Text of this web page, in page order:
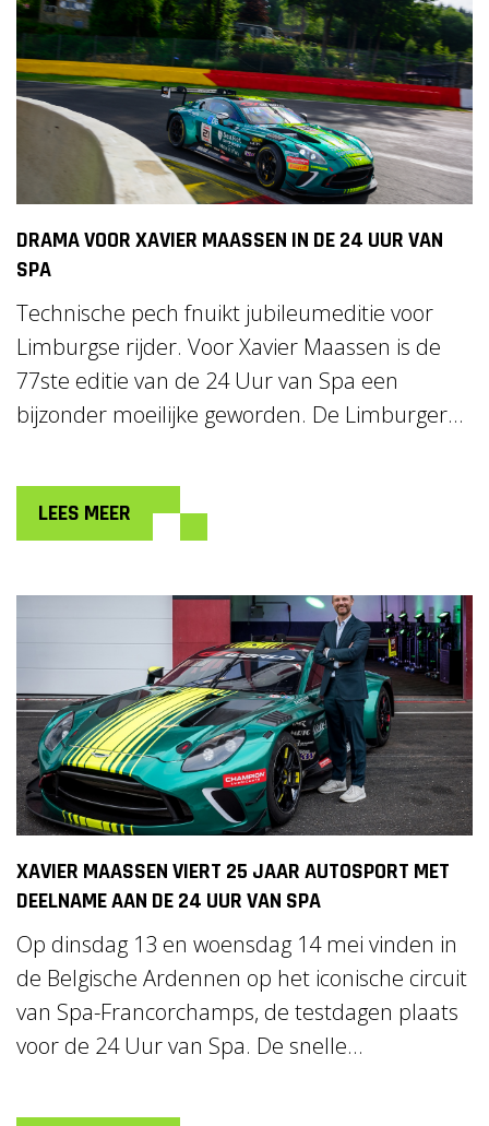
DRAMA VOOR XAVIER MAASSEN IN DE 24 UUR VAN
SPA
Technische pech fnuikt jubileumeditie voor
Limburgse rijder. Voor Xavier Maassen is de
77ste editie van de 24 Uur van Spa een
bijzonder moeilijke geworden. De Limburger...
LEES MEER
XAVIER MAASSEN VIERT 25 JAAR AUTOSPORT MET
DEELNAME AAN DE 24 UUR VAN SPA
Op dinsdag 13 en woensdag 14 mei vinden in
de Belgische Ardennen op het iconische circuit
van Spa-Francorchamps, de testdagen plaats
voor de 24 Uur van Spa. De snelle...